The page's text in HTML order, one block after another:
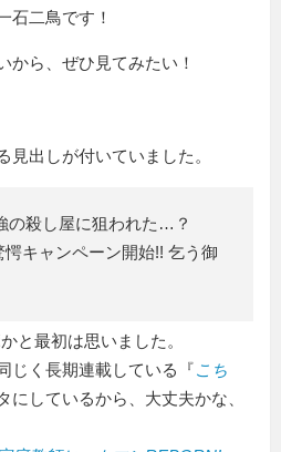
石二鳥です！
から、ぜひ見てみたい！
出しが付いていました。
の殺し屋に狙われた…？
キャンペーン開始!! 乞う御
と最初は思いました。
じく長期連載している『こち
にしているから、大丈夫かな、